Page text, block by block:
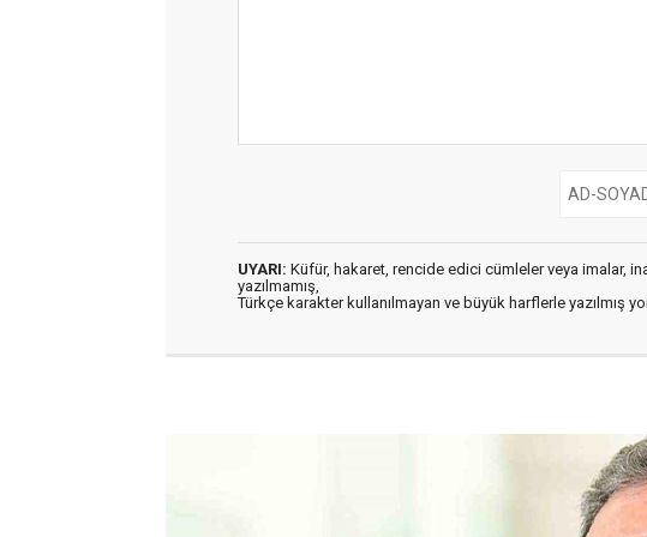
UYARI: Küfür, hakaret, rencide edici cümleler veya imalar,
yazılmamış,
Türkçe karakter kullanılmayan ve büyük harflerle yazılmış